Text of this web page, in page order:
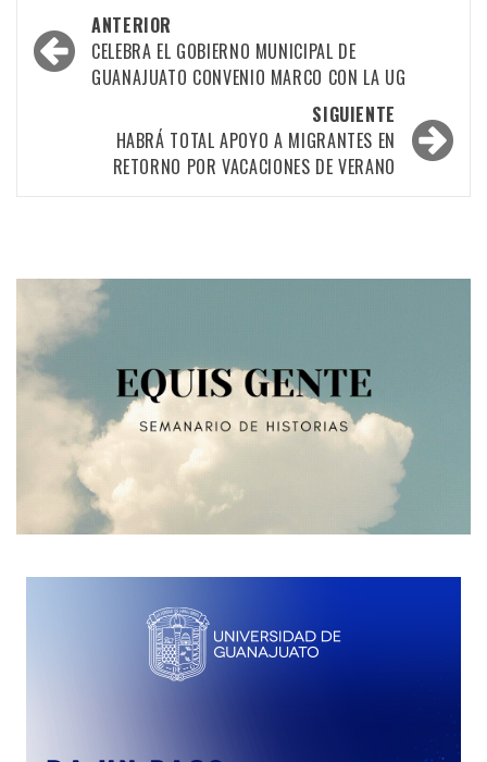
Navegación
por
entradas
ANTERIOR
CELEBRA EL GOBIERNO MUNICIPAL DE
GUANAJUATO CONVENIO MARCO CON LA UG
SIGUIENTE
HABRÁ TOTAL APOYO A MIGRANTES EN
RETORNO POR VACACIONES DE VERANO